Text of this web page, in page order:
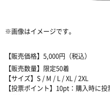
※画像はイメージです。
【販売価格】5,000円（税込）
【販売数量】限定50着
【サイズ】S / M / L / XL / 2XL
【投票ポイント】10pt：購入時